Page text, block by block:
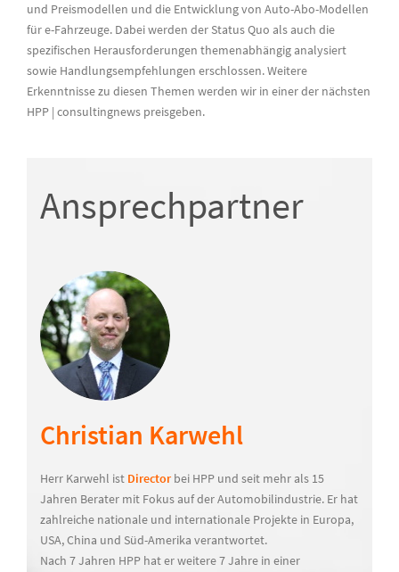
und Preismodellen und die Entwicklung von Auto-Abo-Modellen
für e-Fahrzeuge. Dabei werden der Status Quo als auch die
spezifischen Herausforderungen themenabhängig analysiert
sowie Handlungsempfehlungen erschlossen. Weitere
Erkenntnisse zu diesen Themen werden wir in einer der nächsten
HPP | consultingnews preisgeben.
Ansprechpartner
Christian Karwehl
Herr Karwehl ist Directorbei HPP und seit mehr als 15
Jahren Berater mit Fokus auf der Automobilindustrie. Er hat
zahlreiche nationale und internationale Projekte in Europa,
USA, China und Süd-Amerika verantwortet.
Nach 7 Jahren HPP hat er weitere 7 Jahre in einer